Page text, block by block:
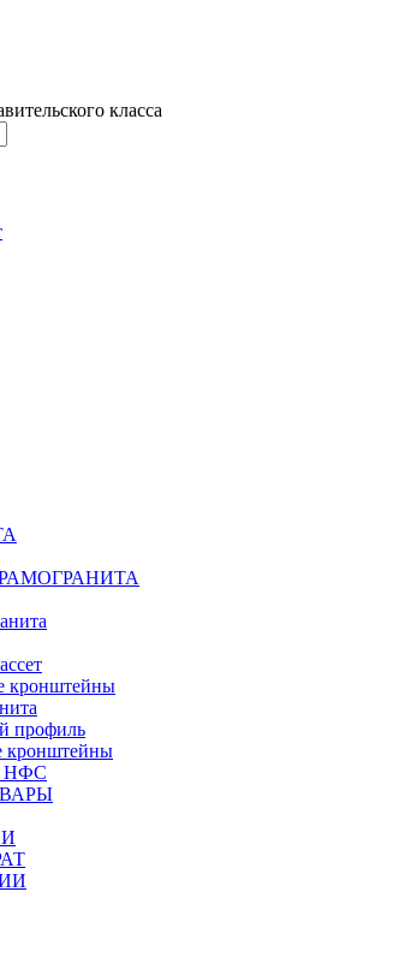
класса
кронштейны
профиль
кронштейны
НФС